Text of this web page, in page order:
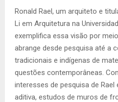
Ronald Rael, um arquiteto e
Li em Arquitetura na
exemplifica essa visão por
abrange desde pesquisa até a
tradicionais e indígenas de
questões contemporâneas.
interesses de pesquisa de
aditiva, estudos de muros de